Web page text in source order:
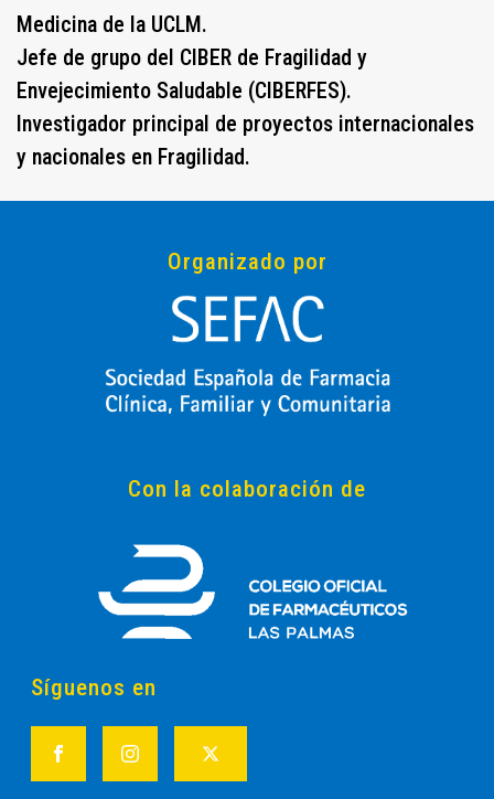
Medicina de la UCLM.
Jefe de grupo del CIBER de Fragilidad y
Envejecimiento Saludable (CIBERFES).
Investigador principal de proyectos internacionales
y nacionales en Fragilidad.
Organizado por
Con la colaboración de
Síguenos en